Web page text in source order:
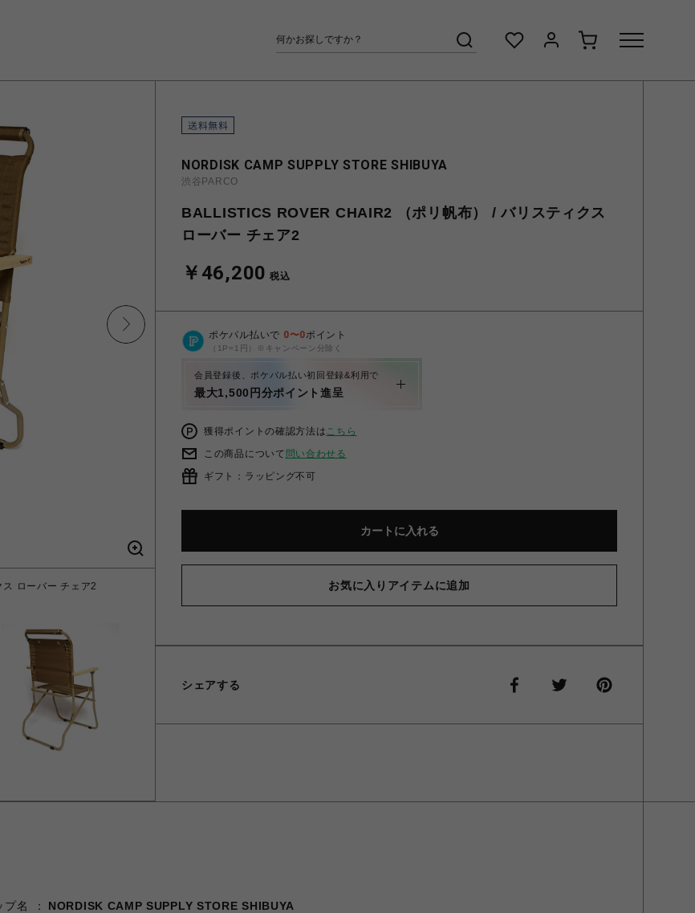
ローバー チェア2
NORDISK CAMP SUPPLY STORE SHIBUYA
渋谷PARCO
BALLISTICS ROVER CHAIR2 （ポリ帆布） / バリスティクス
ローバー チェア2
￥46,200 税込
ポケパル払いで 0〜0ポイント
（1P=1円）※キャンペーン分除く
会員登録後、ポケパル払い初回登録&利用で
最大1,500円分ポイント進呈
獲得ポイントの確認方法はこちら
この商品について 問い合わせる
ギフト：ラッピング不可
カートに入れる
お気に入りアイテムに追加
シェアする
プ名
NORDISK CAMP SUPPLY STORE SHIBUYA